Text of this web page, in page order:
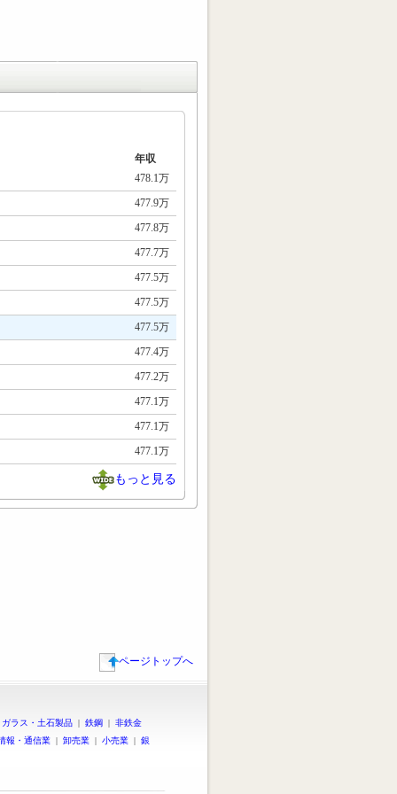
年収
478.1万
477.9万
477.8万
477.7万
477.5万
477.5万
477.5万
477.4万
477.2万
477.1万
477.1万
477.1万
もっと見る
ページトップへ
ガラス・土石製品 | 鉄鋼 | 非鉄金
報・通信業 | 卸売業 | 小売業 | 銀